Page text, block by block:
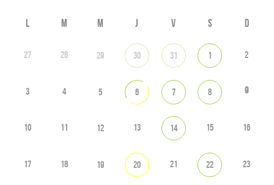
L M M J V S D
27 28 29 30 31 1 2
3 4 5 6 7 8 9
10 11 12 13 14 15 16
17 18 19 20 21 22 23